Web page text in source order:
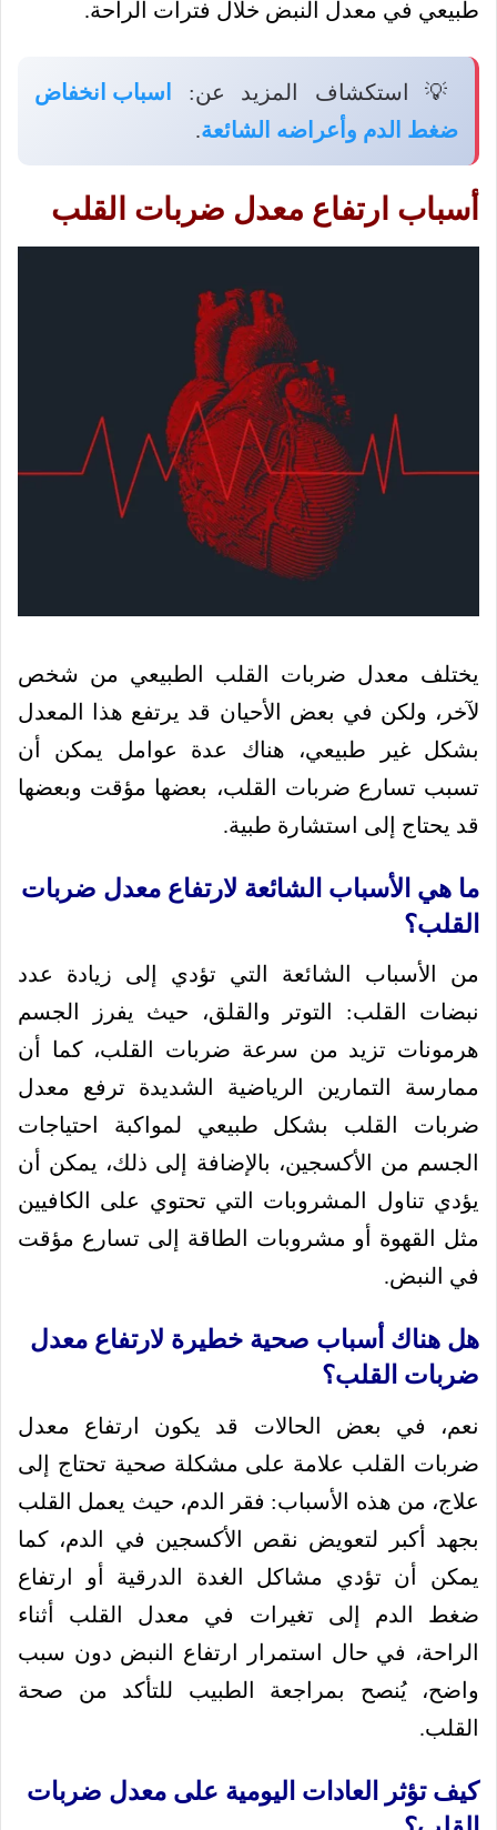
طبيعي في معدل النبض خلال فترات الراحة.
💡 استكشاف المزيد عن:
اسباب انخفاض
ضغط الدم وأعراضه الشائعة.
أسباب ارتفاع معدل ضربات القلب
يختلف معدل ضربات القلب الطبيعي من شخص
لآخر، ولكن في بعض الأحيان قد يرتفع هذا المعدل
بشكل غير طبيعي، هناك عدة عوامل يمكن أن
تسبب تسارع ضربات القلب، بعضها مؤقت وبعضها
قد يحتاج إلى استشارة طبية.
ما هي الأسباب الشائعة لارتفاع معدل ضربات
القلب؟
من الأسباب الشائعة التي تؤدي إلى زيادة عدد
نبضات القلب: التوتر والقلق، حيث يفرز الجسم
هرمونات تزيد من سرعة ضربات القلب، كما أن
ممارسة التمارين الرياضية الشديدة ترفع معدل
ضربات القلب بشكل طبيعي لمواكبة احتياجات
الجسم من الأكسجين، بالإضافة إلى ذلك، يمكن أن
يؤدي تناول المشروبات التي تحتوي على الكافيين
مثل القهوة أو مشروبات الطاقة إلى تسارع مؤقت
في النبض.
هل هناك أسباب صحية خطيرة لارتفاع معدل
ضربات القلب؟
نعم، في بعض الحالات قد يكون ارتفاع معدل
ضربات القلب علامة على مشكلة صحية تحتاج إلى
علاج، من هذه الأسباب: فقر الدم، حيث يعمل القلب
بجهد أكبر لتعويض نقص الأكسجين في الدم، كما
يمكن أن تؤدي مشاكل الغدة الدرقية أو ارتفاع
ضغط الدم إلى تغيرات في معدل القلب أثناء
الراحة، في حال استمرار ارتفاع النبض دون سبب
واضح، يُنصح بمراجعة الطبيب للتأكد من صحة
القلب.
كيف تؤثر العادات اليومية على معدل ضربات